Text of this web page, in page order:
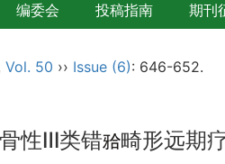
编委会 投稿指南 期刊
Vol. 50 ›› Issue (6): 646-652.
性Ⅲ类错 畸形远期